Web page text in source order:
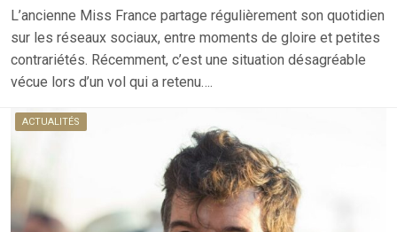
L’ancienne Miss France partage régulièrement son quotidien
sur les réseaux sociaux, entre moments de gloire et petites
contrariétés. Récemment, c’est une situation désagréable
vécue lors d’un vol qui a retenu….
ACTUALITÉS